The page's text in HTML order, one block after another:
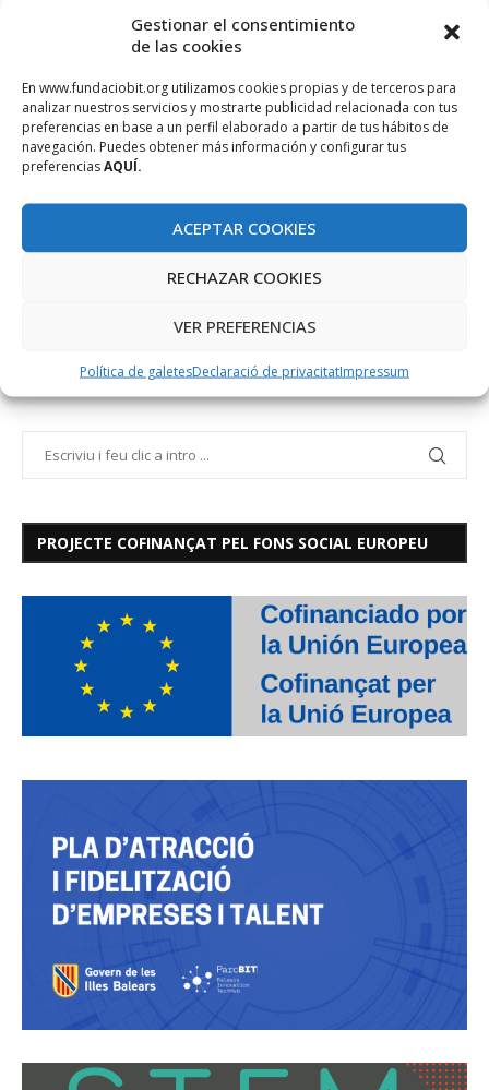
Gestionar el consentimiento
de las cookies
En www.fundaciobit.org utilizamos cookies propias y de terceros para
analizar nuestros servicios y mostrarte publicidad relacionada con tus
preferencias en base a un perfil elaborado a partir de tus hábitos de
navegación. Puedes obtener más información y configurar tus
preferenciasAQUÍ.
ACEPTAR COOKIES
RECHAZAR COOKIES
VER PREFERENCIAS
Política de galetesDeclaració de privacitatImpressum
per al món de l’empresa i l’emprenedoria, i continuï impulsant
el creixement de les petites i mitjanes empreses així com dels
EMPRESES FIRA INNOVEM INNOVACIÓ
PROJECTE COFINANÇAT PEL FONS SOCIAL EUROPEU